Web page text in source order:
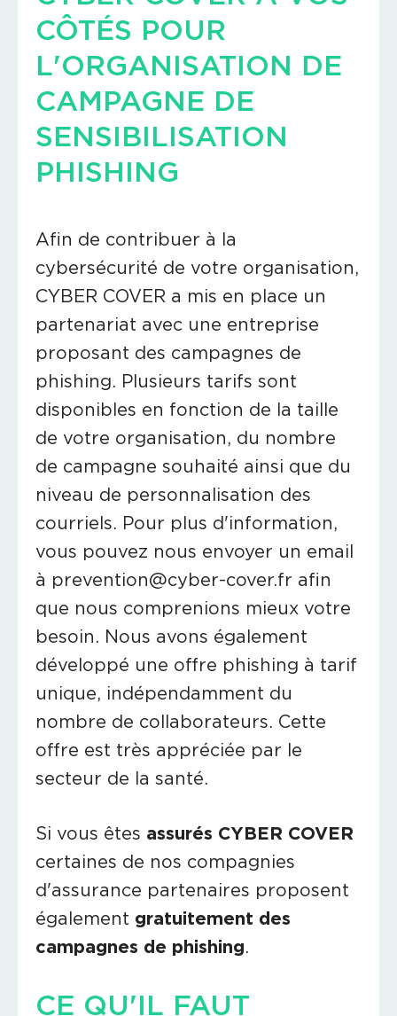
CÔTÉS POUR
L'ORGANISATION DE
CAMPAGNE DE
SENSIBILISATION
PHISHING
Afin de contribuer à la
cybersécurité de votre organisation,
CYBER COVER a mis en place un
partenariat avec une entreprise
proposant des campagnes de
phishing. Plusieurs tarifs sont
disponibles en fonction de la taille
de votre organisation, du nombre
de campagne souhaité ainsi que du
niveau de personnalisation des
courriels. Pour plus d'information,
vous pouvez nous envoyer un email
à prevention@cyber-cover.fr afin
que nous comprenions mieux votre
besoin. Nous avons également
développé une offre phishing à tarif
unique, indépendamment du
nombre de collaborateurs. Cette
offre est très appréciée par le
secteur de la santé.
Si vous êtes assurés CYBER COVER
certaines de nos compagnies
d'assurance partenaires proposent
également gratuitement des
campagnes de phishing.
CE QU'IL FAUT